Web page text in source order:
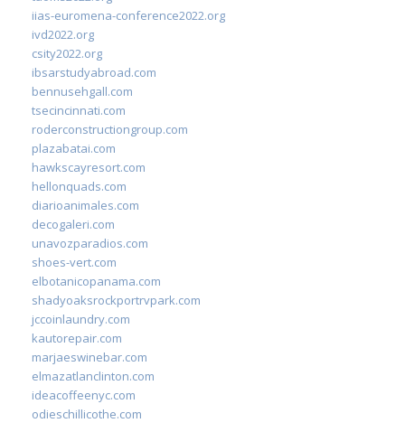
iias-euromena-conference2022.org
ivd2022.org
csity2022.org
ibsarstudyabroad.com
bennusehgall.com
tsecincinnati.com
roderconstructiongroup.com
plazabatai.com
hawkscayresort.com
hellonquads.com
diarioanimales.com
decogaleri.com
unavozparadios.com
shoes-vert.com
elbotanicopanama.com
shadyoaksrockportrvpark.com
jccoinlaundry.com
kautorepair.com
marjaeswinebar.com
elmazatlanclinton.com
ideacoffeenyc.com
odieschillicothe.com